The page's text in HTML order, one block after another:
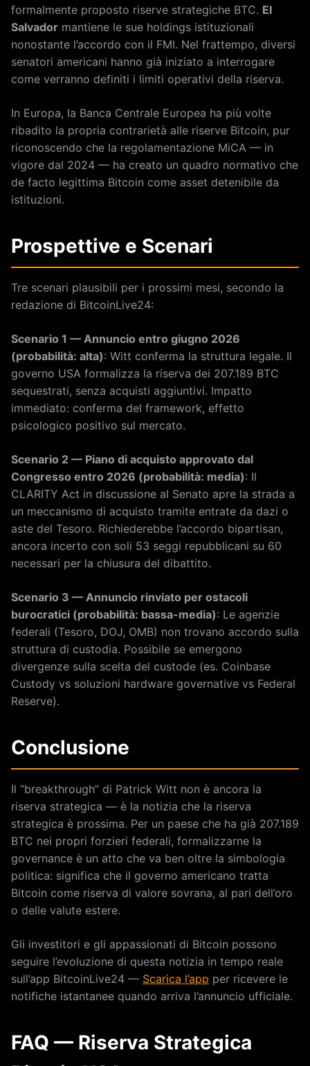
formalmente proposto riserve strategiche BTC. El
Salvador mantiene le sue holdings istituzionali
nonostante l’accordo con il FMI. Nel frattempo, diversi
senatori americani hanno già iniziato a interrogare
come verranno definiti i limiti operativi della riserva.
In Europa, la Banca Centrale Europea ha più volte
ribadito la propria contrarietà alle riserve Bitcoin, pur
riconoscendo che la regolamentazione MiCA — in
vigore dal 2024 — ha creato un quadro normativo che
de facto legittima Bitcoin come asset detenibile da
istituzioni.
Prospettive e Scenari
Tre scenari plausibili per i prossimi mesi, secondo la
redazione di BitcoinLive24:
Scenario 1 — Annuncio entro giugno 2026
(probabilità: alta): Witt conferma la struttura legale. Il
governo USA formalizza la riserva dei 207.189 BTC
sequestrati, senza acquisti aggiuntivi. Impatto
immediato: conferma del framework, effetto
psicologico positivo sul mercato.
Scenario 2 — Piano di acquisto approvato dal
Congresso entro 2026 (probabilità: media): Il
CLARITY Act in discussione al Senato apre la strada a
un meccanismo di acquisto tramite entrate da dazi o
aste del Tesoro. Richiederebbe l’accordo bipartisan,
ancora incerto con soli 53 seggi repubblicani su 60
necessari per la chiusura del dibattito.
Scenario 3 — Annuncio rinviato per ostacoli
burocratici (probabilità: bassa-media): Le agenzie
federali (Tesoro, DOJ, OMB) non trovano accordo sulla
struttura di custodia. Possibile se emergono
divergenze sulla scelta del custode (es. Coinbase
Custody vs soluzioni hardware governative vs Federal
Reserve).
Conclusione
Il “breakthrough” di Patrick Witt non è ancora la
riserva strategica — è la notizia che la riserva
strategica è prossima. Per un paese che ha già 207.189
BTC nei propri forzieri federali, formalizzarne la
governance è un atto che va ben oltre la simbologia
politica: significa che il governo americano tratta
Bitcoin come riserva di valore sovrana, al pari dell’oro
o delle valute estere.
Gli investitori e gli appassionati di Bitcoin possono
seguire l’evoluzione di questa notizia in tempo reale
sull’app BitcoinLive24 — Scarica l’app per ricevere le
notifiche istantanee quando arriva l’annuncio ufficiale.
FAQ — Riserva Strategica